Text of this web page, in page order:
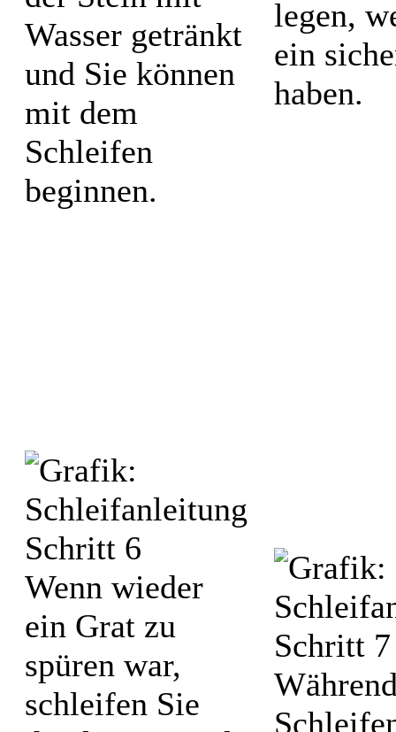
Wasser getränkt
und Sie können
mit dem
Schleifen
beginnen.
legen,
ein
haben.
Wenn wieder
ein Grat zu
spüren war,
schleifen Sie